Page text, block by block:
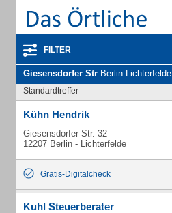
FILTER
Giesensdorfer Str Berlin Lichterfelde - Unternehmen und Personen
Standardtreffer
Kühn Hendrik
Giesensdorfer Str. 32
12207 Berlin - Lichterfelde
Gratis-Digitalcheck
Kuhl Steuerberater